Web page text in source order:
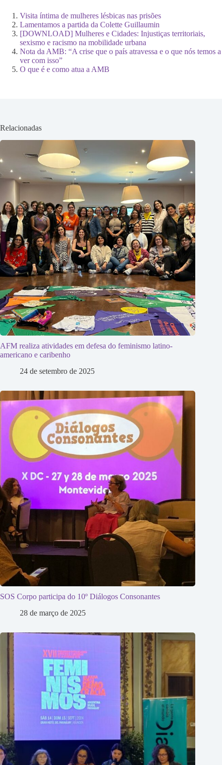
Visita íntima de mulheres lésbicas nas prisões
Lamentamos a partida da Colette Guillaumin
[DOWNLOAD] Mulheres e Cidades: Injustiças territoriais,
sexismo e racismo na mobilidade urbana
Nota da AMB: “A crise que o país atravessa e o que nós temos a
ver com isso”
O que é e como atua a AMB
Relacionadas
AFM realiza atividades em defesa do feminismo latino-
americano e caribenho
24 de setembro de 2025
SOS Corpo participa do 10º Diálogos Consonantes
28 de março de 2025